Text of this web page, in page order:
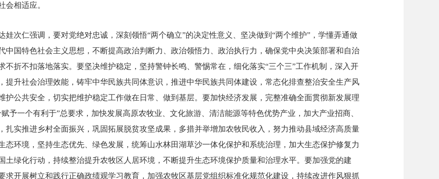
会相适应。
娃次仁强调，要对党绝对忠诚，深刻领悟“两个确立”的决定性意义、坚决做到“两个维护”，学懂弄通做
中国特色社会主义思想，不断提高政治判断力、政治领悟力、政治执行力，确保党中央决策部署和自治
不折不扣落地落实。要坚决维护稳定，坚持警钟长鸣、警惕常在，细化落实“三个三”工作机制，深入开
提升社会治理效能，铸牢中华民族共同体意识，推进中华民族共同体建设，常态化排查整治安全生产风
护公共安全，切实把维护稳定工作做在日常、做到基层。要加快经济发展，完整准确全面贯彻新发展理
予一个有利于”总要求，加快发展高原农牧业、文化旅游、清洁能源等特色优势产业，加大产业招商、
扎实推进乡村全面振兴，巩固拓展脱贫攻坚成果，多措并举增加农牧民收入，努力推动县域经济高质量
态环境，坚持生态优先、绿色发展，统筹山水林田湖草沙一体化保护和系统治理，加大生态保护修复力
土绿化行动，持续整治提升农牧区人居环境，不断提升生态环境保护质量和治理水平。要加强党的建
求开展树立和践行正确政绩观学习教育，加强农牧区基层党组织标准化规范化建设，持续改进作风狠抓